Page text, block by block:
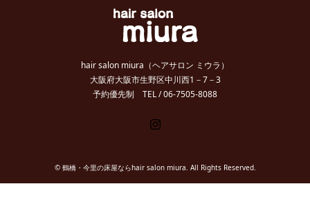
hair salon miura（ヘアサロン ミウラ）
大阪府大阪市生野区中川西1－7－3
予約優先制 TEL / 06-7505-8088
© 鶴橋・今里の床屋ならhair salon miura . All Rights Reserved.